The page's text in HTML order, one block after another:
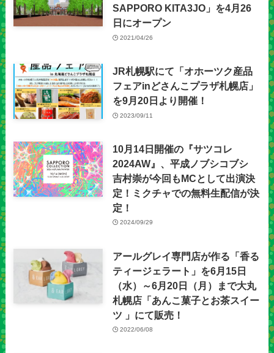
SAPPORO KITA3JO」を4月26
日にオープン
2021/04/26
JR札幌駅にて「オホーツク産品
フェアinどさんこプラザ札幌店」
を9月20日より開催！
2023/09/11
10月14日開催の『サツコレ
2024AW』、平成ノブシコブシ
吉村崇が今回もMCとして出演決
定！ミクチャでの無料生配信が決
定！
2024/09/29
アールグレイ専門店が作る「香る
ティージェラート」を6月15日
（水）～6月20日（月）まで大丸
札幌店「あんこ菓子とお茶スイー
ツ 」にて販売！
2022/06/08